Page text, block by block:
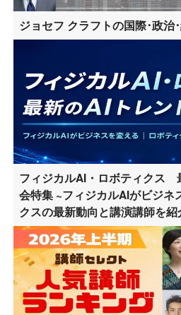
ジョセフ クラフトの国際･政治
フィジカルAI・ロボティクス
会特集 ~フィジカルAIがビジネ
クスの最新動向と講演講師を紹